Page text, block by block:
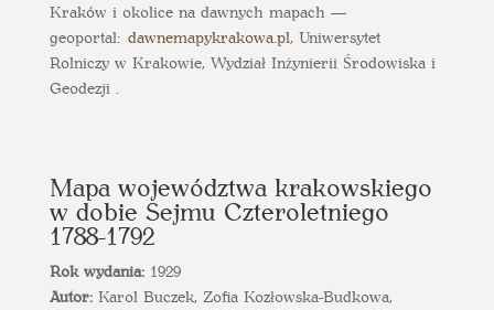
Kraków i okolice na dawnych mapach —
geoportal: dawnemapykrakowa.pl, Uniwersytet
Rolniczy w Krakowie, Wydział Inżynierii Środowiska i
Geodezji .
Mapa województwa krakowskiego
w dobie Sejmu Czteroletniego
1788-1792
Rok wydania:1929
Autor:Karol Buczek, Zofia Kozłowska-Budkowa,